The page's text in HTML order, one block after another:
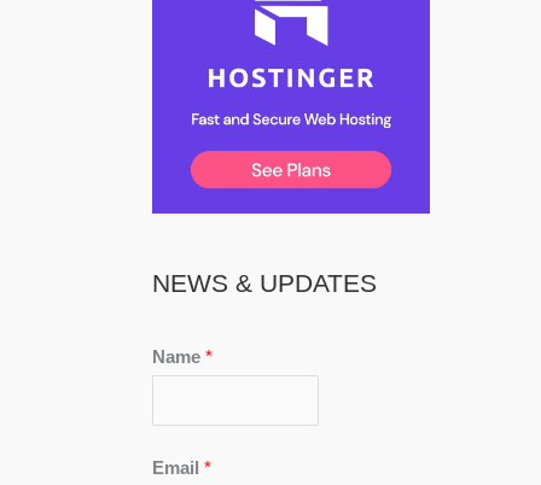
NEWS & UPDATES
Name *
Email *